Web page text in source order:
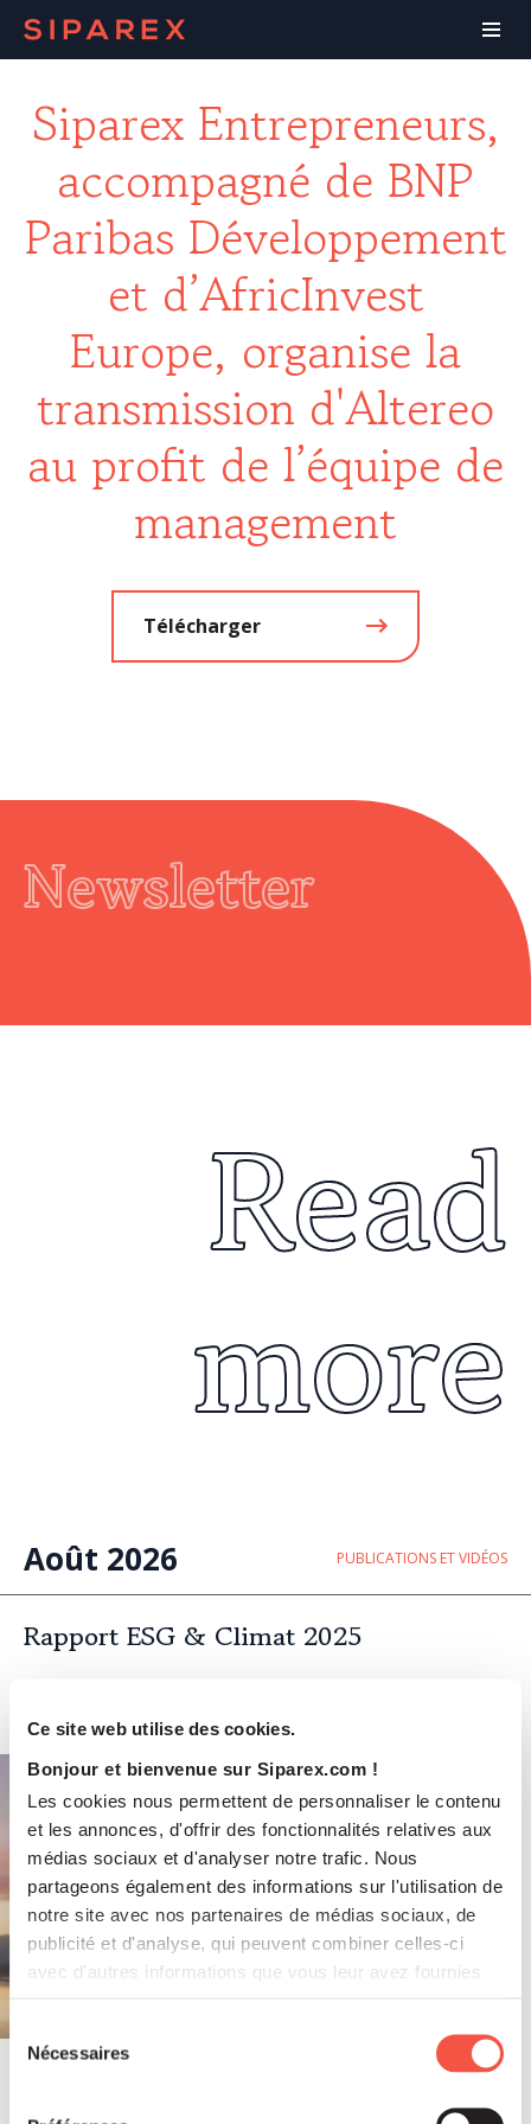
Ce site web utilise des cookies.
Bonjour et bienvenue sur Siparex.com !
Les cookies nous permettent de personnaliser le contenu
et les annonces, d'offrir des fonctionnalités relatives aux
médias sociaux et d'analyser notre trafic. Nous
partageons également des informations sur l'utilisation de
notre site avec nos partenaires de médias sociaux, de
publicité et d'analyse, qui peuvent combiner celles-ci
avec d'autres informations que vous leur avez fournies
Nécessaires
Siparex Entrepreneurs,
accompagné de BNP
Paribas Développement
et d’AfricInvest
Europe, organise la
transmission d'Altereo
au profit de l’équipe de
management
Télécharger
Newsletter
Read
more
Août 2026 PUBLICATIONS ET VIDÉOS
Rapport ESG & Climat 2025
COMMUNIQUÉS DE PRESSE